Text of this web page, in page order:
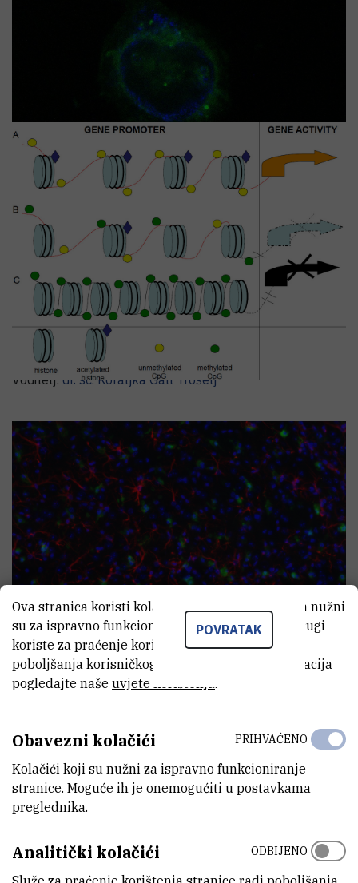
Laboratorij za eksperimentalnu terapiju
Kralj
Laboratorij za epigenomiku
Voditelj: dr. sc. Koraljka Gall Trošelj
Laboratorij za istraživanje neurodegenerativnih
bolesti
Voditelj:dr. sc. Katušić
LMTS
POVRATAK
Ova stranica koristi kolačiće. Neki od tih kolačića nužni
su za ispravno funkcioniranje stranice, dok se drugi
koriste za praćenje korištenja stranice radi
poboljšanja korisničkog iskustva. Za više informacija
pogledajte naše uvjete korištenja
Obavezni kolačići
Kolačići koji su nužni za ispravno funkcioniranje
stranice. Moguće ih je onemogućiti u postavkama
preglednika.
PRIHVAĆENO
Analitički kolačići ODBIJENO